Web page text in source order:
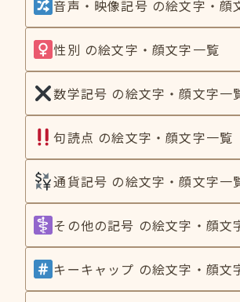
音声・映像記号 の絵文字・顔
性別 の絵文字・顔文字一覧
数学記号 の絵文字・顔文字一
句読点 の絵文字・顔文字一覧
通貨記号 の絵文字・顔文字一
その他の記号 の絵文字・顔文
キーキャップ の絵文字・顔文